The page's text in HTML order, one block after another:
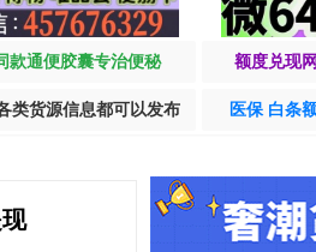
款通便胶囊专治便秘 额度兑现
类货源信息都可以发布 医保 白条